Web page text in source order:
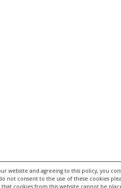
website and agreeing to this policy, you
not consent to the use of these cookies
cookies from this website cannot be